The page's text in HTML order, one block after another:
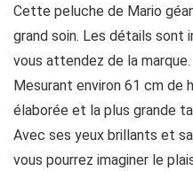
Cette peluche de Mario
grand soin. Les détails sont
vous attendez de la marque.
Mesurant environ 61 cm de
élaborée et la plus grande
Avec ses yeux brillants et
vous pourrez imaginer le